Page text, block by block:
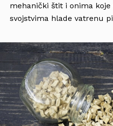
mehanički štit i onima
svojstvima hlade vatrenu